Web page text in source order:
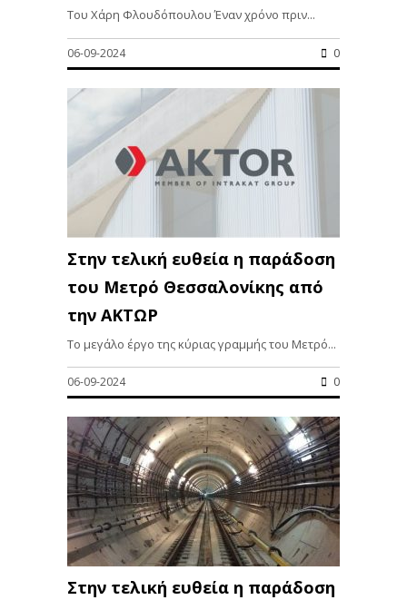
Του Χάρη Φλουδόπουλου Έναν χρόνο πριν...
06-09-2024 0
Στην τελική ευθεία η παράδοση
του Μετρό Θεσσαλονίκης από
την ΑΚΤΩΡ
Το μεγάλο έργο της κύριας γραμμής του Μετρό...
06-09-2024 0
Στην τελική ευθεία η παράδοση